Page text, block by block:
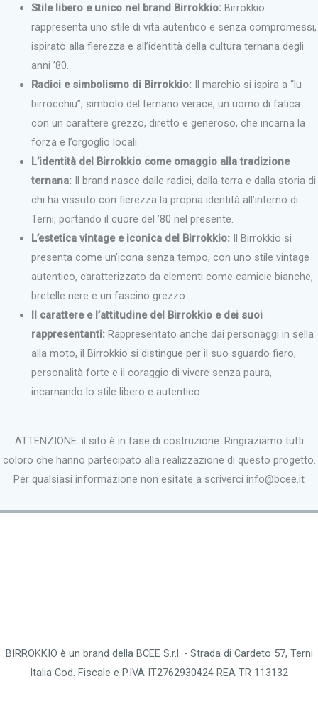
Stile libero e unico nel brand Birrokkio:Birrokkio
rappresenta uno stile di vita autentico e senza compromessi,
ispirato alla fierezza e all’identità della cultura ternana degli
anni ’80.
Radici e simbolismo di Birrokkio:Il marchio si ispira a “lu
birrocchiu”, simbolo del ternano verace, un uomo di fatica
con un carattere grezzo, diretto e generoso, che incarna la
forza e l’orgoglio locali.
L’identità del Birrokkio come omaggio alla tradizione
ternana:Il brand nasce dalle radici, dalla terra e dalla storia di
chi ha vissuto con fierezza la propria identità all’interno di
Terni, portando il cuore del ’80 nel presente.
L’estetica vintage e iconica del Birrokkio:Il Birrokkio si
presenta come un’icona senza tempo, con uno stile vintage
autentico, caratterizzato da elementi come camicie bianche,
bretelle nere e un fascino grezzo.
Il carattere e l’attitudine del Birrokkio e dei suoi
rappresentanti:Rappresentato anche dai personaggi in sella
alla moto, il Birrokkio si distingue per il suo sguardo fiero,
personalità forte e il coraggio di vivere senza paura,
incarnando lo stile libero e autentico.
ATTENZIONE: il sito è in fase di costruzione. Ringraziamo tutti
coloro che hanno partecipato alla realizzazione di questo progetto.
Per qualsiasi informazione non esitate a scriverci info@bcee.it
BIRROKKIO è un brand della BCEE S.r.l. - Strada di Cardeto 57, Terni
Italia Cod. Fiscale e P.IVA IT2762930424 REA TR 113132